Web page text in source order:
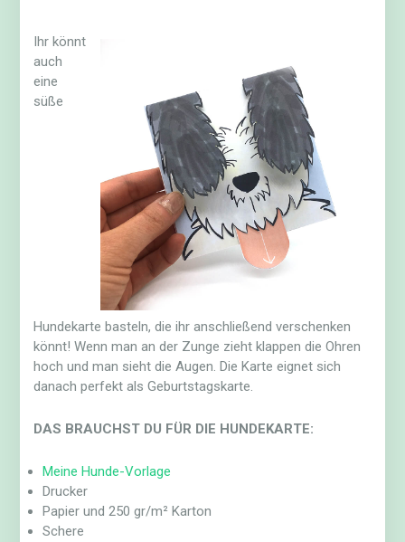
Ihr könnt
auch
eine
süße
Hundekarte basteln, die ihr anschließend verschenken
könnt! Wenn man an der Zunge zieht klappen die Ohren
hoch und man sieht die Augen. Die Karte eignet sich
danach perfekt als Geburtstagskarte.
DAS BRAUCHST DU FÜR DIE HUNDEKARTE:
Meine Hunde-Vorlage
Drucker
Papier und 250 gr/m² Karton
Schere